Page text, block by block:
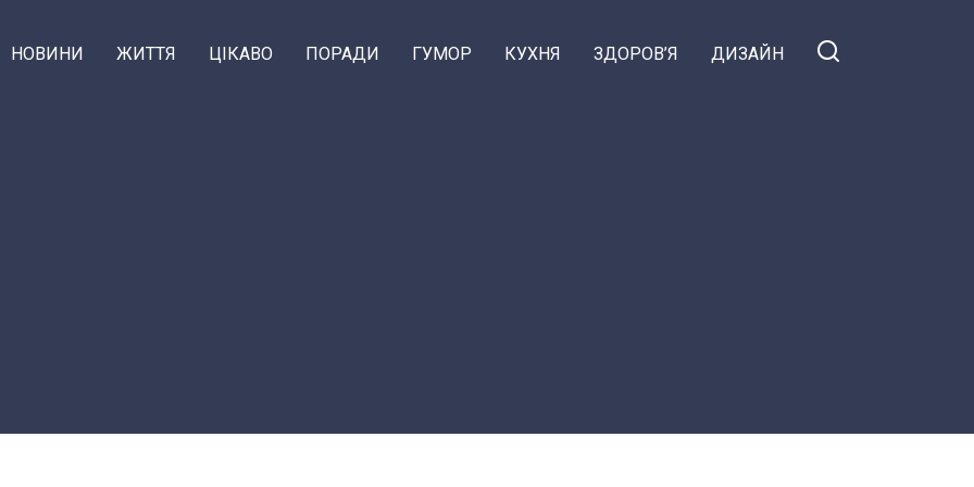
НОВИНИ ЖИТТЯ ЦІКАВО ПОРАДИ ГУМОР КУХНЯ ЗДОРОВ’Я ДИЗАЙН